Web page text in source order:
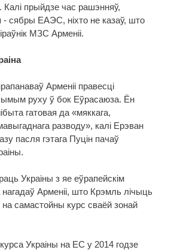
Калі прыйдзе час рашэнняў,
ЕАЭС, ніхто не казаў, што
МЗС Арменіі.
Арменіі правесці
руху ў бок Еўрасаюза. Ён
гатовая да «мяккага,
разводу», калі Ерэван
пасля гэтага Пуцін пачаў
Украіны з яе еўрапейскім
Арменіі, што Крэмль лічыць
на самастойны курс сваёй зонай
Украіны на ЕС у 2014 годзе